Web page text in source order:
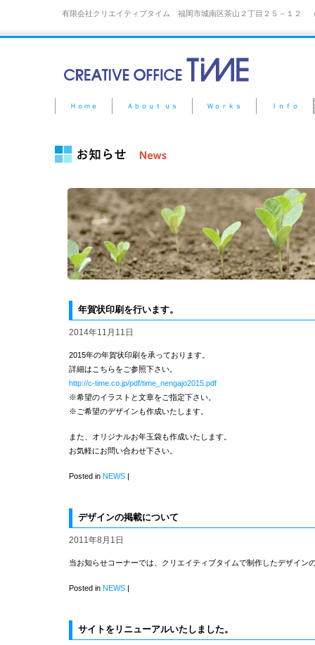
有限会社クリエイティブタイム 福岡市城南区茶山２丁目２５－１２
Ｈｏｍｅ Ａｂｏｕｔ ｕｓ Ｗｏｒｋｓ Ｉｎｆｏ
年賀状印刷を行います。
2014年11月11日
2015年の年賀状印刷を承っております。
詳細はこちらをご参照下さい。
http://c-time.co.jp/pdf/time_nengajo2015.pdf
※希望のイラストと文章をご指定下さい。
※ご希望のデザインも作成いたします。
また、オリジナルお年玉袋も作成いたします。
お気軽にお問い合わせ下さい。
Posted in NEWS|
デザインの掲載について
2011年8月1日
当お知らせコーナーでは、クリエイティブタイムで制作したデザイン
Posted in NEWS|
サイトをリニューアルいたしました。